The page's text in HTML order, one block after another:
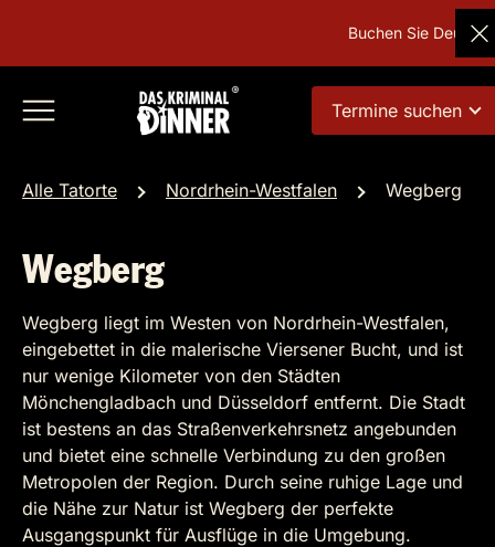
Buchen Sie
Termine suchen
Alle Tatorte Nordrhein-Westfalen Wegberg
Wegberg
Wegberg liegt im Westen von Nordrhein-Westfalen,
eingebettet in die malerische Viersener Bucht, und ist
nur wenige Kilometer von den Städten
Mönchengladbach und Düsseldorf entfernt. Die Stadt
ist bestens an das Straßenverkehrsnetz angebunden
und bietet eine schnelle Verbindung zu den großen
Metropolen der Region. Durch seine ruhige Lage und
die Nähe zur Natur ist Wegberg der perfekte
Ausgangspunkt für Ausflüge in die Umgebung.